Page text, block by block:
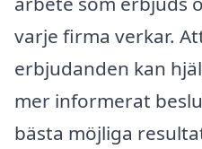
varje firma verkar.
erbjudanden kan
mer informerat
bästa möjliga